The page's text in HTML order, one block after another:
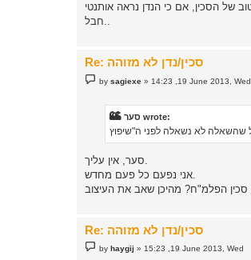
חבל..
Re: סכין/נדן לא מזוהה
P
o
bysagiexe » 14:23 ,19 June 2013, Wed
סער wrote:
Re: סכין/נדן לא מזוהה
P
o
byhaygij » 15:23 ,19 June 2013, Wed